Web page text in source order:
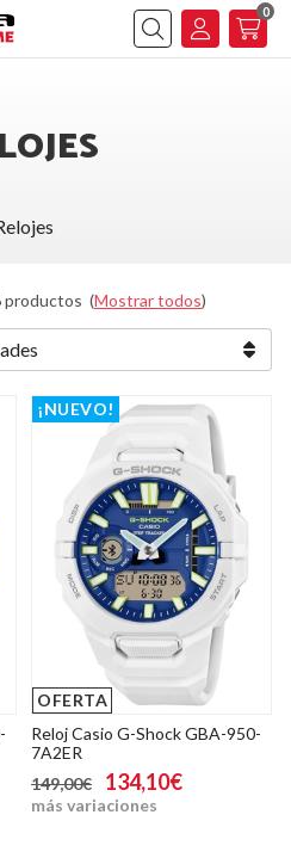
Buscar
0
productos (Mostrar todos)
OFERTA
¡NUEVO!
Reloj Casio G-Shock GBA-950-
7A2ER
149,00€
134,10€
más variaciones